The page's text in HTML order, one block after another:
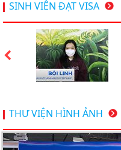
dưới 20k/
Du học Mỹ
chương
bạn khám
SINH VIÊN ĐẠT VISA
THƯ VIỆN HÌNH ẢNH